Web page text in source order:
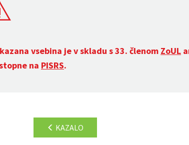
vsebina je v skladu s 33. členom ZoUL
na PISRS.
KAZALO